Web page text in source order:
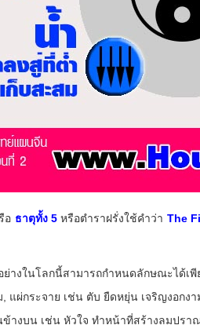
อ ธาตุทั้ง 5 หรือตำราฝรั่งใช้คำว่า The
างในโลกนี้สามารถกำหนดลักษณะได้เพี
แผ่กระจาย เช่น ตับ ยืดหยุ่น เจริญงอกงา
งบน เช่น หัวใจ ทำหน้าที่สร้างลมปรา